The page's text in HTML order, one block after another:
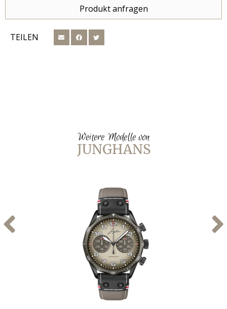
Produkt anfragen
TEILEN
Weitere Modelle von
JUNGHANS